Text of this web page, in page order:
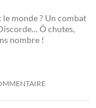
le monde ? Un combat
Ô chutes,
nombre !